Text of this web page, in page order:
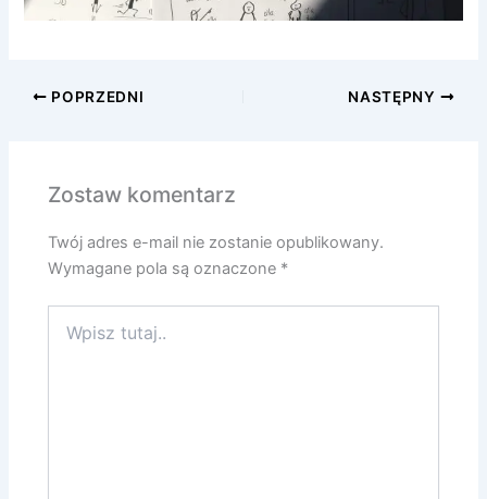
POPRZEDNI NASTĘPNY
Zostaw komentarz
Twój adres e-mail nie zostanie opublikowany.
Wymagane pola są oznaczone *
tutaj..